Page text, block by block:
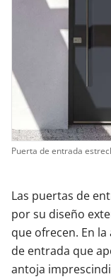
Puerta de entrada
Las puertas de
por su diseño
que ofrecen. En
de entrada que
antoja